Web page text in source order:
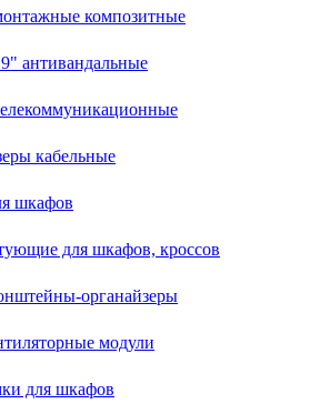
композитные
антивандальные
кабельные
шкафов
для шкафов, кроссов
органайзеры
модули
для шкафов